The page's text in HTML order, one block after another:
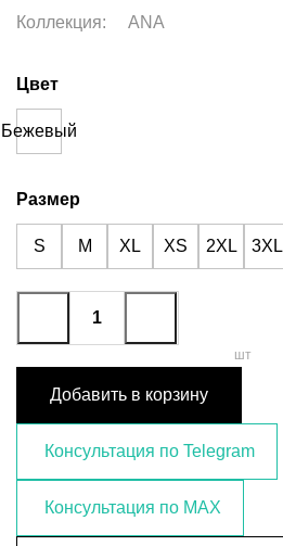
Коллекция:
ANA
Цвет
Бежевый
Размер
S M XL XS 2XL 3XL
шт
Добавить в корзину
Консультация по Telegram
Консультация по MAX